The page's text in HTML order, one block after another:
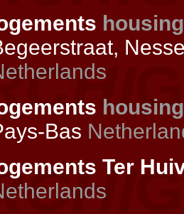
housing
housing
Bas
Ter